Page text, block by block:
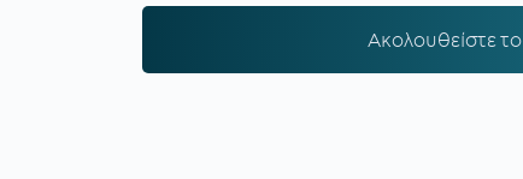
Ακολουθείστε τo